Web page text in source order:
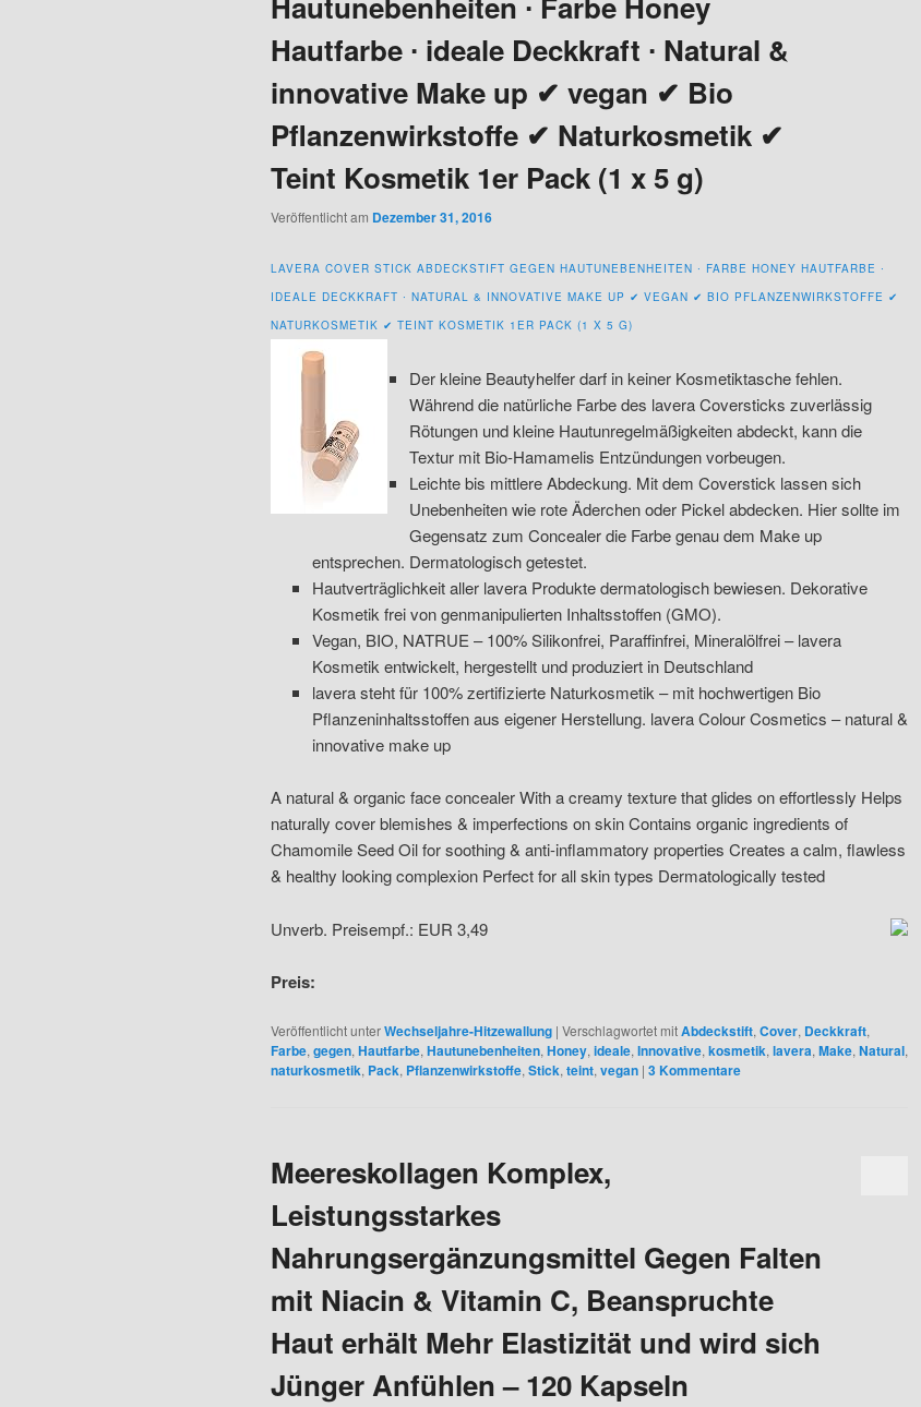
Hautfarbe ∙ ideale Deckkraft ∙ Natural &
innovative Make up ✔ vegan ✔ Bio
Pflanzenwirkstoffe ✔ Naturkosmetik ✔
Teint Kosmetik 1er Pack (1 x 5 g)
Veröffentlicht am Dezember 31, 2016
LAVERA COVER STICK ABDECKSTIFT GEGEN HAUTUNEBENHEITEN ∙ FARBE HONEY HAUTFARBE ∙
IDEALE DECKKRAFT ∙ NATURAL & INNOVATIVE MAKE UP ✔ VEGAN ✔ BIO PFLANZENWIRKSTOFFE ✔
NATURKOSMETIK ✔ TEINT KOSMETIK 1ER PACK (1 X 5 G)
Der kleine Beautyhelfer darf in keiner Kosmetiktasche fehlen.
Während die natürliche Farbe des lavera Coversticks zuverlässig
Rötungen und kleine Hautunregelmäßigkeiten abdeckt, kann die
Textur mit Bio-Hamamelis Entzündungen vorbeugen.
Leichte bis mittlere Abdeckung. Mit dem Coverstick lassen sich
Unebenheiten wie rote Äderchen oder Pickel abdecken. Hier sollte im
Gegensatz zum Concealer die Farbe genau dem Make up
entsprechen. Dermatologisch getestet.
Hautverträglichkeit aller lavera Produkte dermatologisch bewiesen. Dekorative
Kosmetik frei von genmanipulierten Inhaltsstoffen (GMO).
Vegan, BIO, NATRUE – 100% Silikonfrei, Paraffinfrei, Mineralölfrei – lavera
Kosmetik entwickelt, hergestellt und produziert in Deutschland
lavera steht für 100% zertifizierte Naturkosmetik – mit hochwertigen Bio
Pflanzeninhaltsstoffen aus eigener Herstellung. lavera Colour Cosmetics – natural &
innovative make up
A natural & organic face concealer With a creamy texture that glides on effortlessly Helps
naturally cover blemishes & imperfections on skin Contains organic ingredients of
Chamomile Seed Oil for soothing & anti-inflammatory properties Creates a calm, flawless
& healthy looking complexion Perfect for all skin types Dermatologically tested
Unverb. Preisempf.: EUR 3,49
Preis:
Veröffentlicht unterWechseljahre-Hitzewallung | Verschlagwortet mitAbdeckstift,Cover, Deckkraft,
Farbe,gegen,Hautfarbe,Hautunebenheiten,Honey,ideale,Innovative,kosmetik,lavera,Make,Natural,
naturkosmetik, Pack, Pflanzenwirkstoffe,Stick,teint,vegan | 3Kommentare
Meereskollagen Komplex,
Leistungsstarkes
Nahrungsergänzungsmittel Gegen Falten
mit Niacin & Vitamin C, Beanspruchte
Haut erhält Mehr Elastizität und wird sich
Jünger Anfühlen – 120 Kapseln